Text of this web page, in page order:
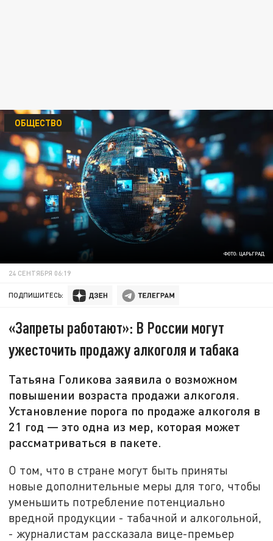
ФОТО: ЦАРЬГРАД
ОБЩЕСТВО
24 СЕНТЯБРЯ 06:19
ПОДПИШИТЕСЬ:
«Запреты работают»: В России могут
ужесточить продажу алкоголя и табака
Татьяна Голикова заявила о возможном
повышении возраста продажи алкоголя‍.
Установление порога по продаже алкоголя в
21 год — это одна из мер, которая может
рассматриваться в пакете.
О том, что в стране могут быть приняты
новые дополнительные меры для того, чтобы
уменьшить потребление потенциально
вредной продукции - табачной и алкогольной,
- журналистам рассказала вице-премьер